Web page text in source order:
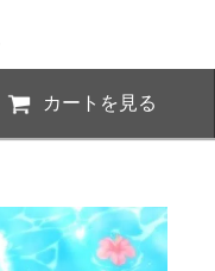
カートを見る